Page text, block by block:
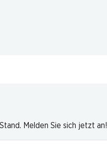
Melden Sie sich jetzt an!